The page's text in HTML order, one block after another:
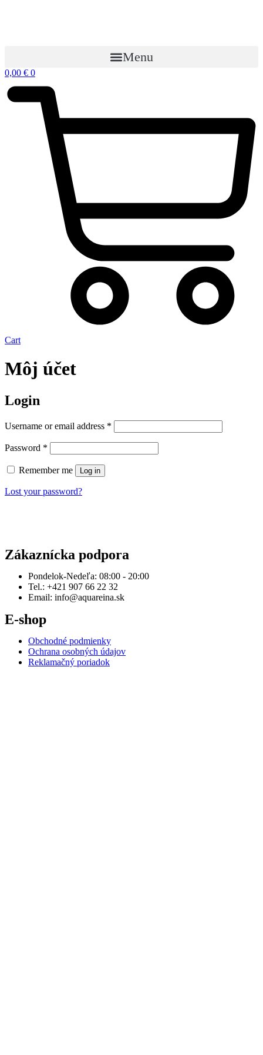
Menu
0,00 € 0
Cart
Môj účet
Login
Username or email address *
Password *
Remember me Log in
Lost your password?
Zákaznícka podpora
Pondelok-Nedeľa: 08:00 - 20:00
Tel.: +421 907 66 22 32
Email: info@aquareina.sk
E-shop
Obchodné podmienky
Ochrana osobných údajov
Reklamačný poriadok